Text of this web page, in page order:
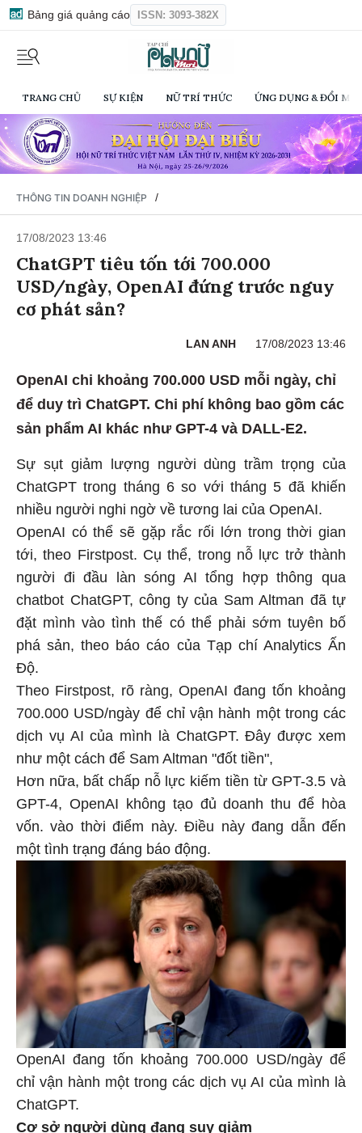
Bảng giá quảng cáo ISSN: 3093-382X
TRANG CHỦ SỰ KIỆN NỮ TRÍ THỨC ỨNG DỤNG & ĐỔI
THÔNG TIN DOANH NGHIỆP /
17/08/2023 13:46
ChatGPT tiêu tốn tới 700.000
USD/ngày, OpenAI đứng trước nguy
cơ phát sản?
LAN ANH 17/08/2023 13:46
OpenAI chi khoảng 700.000 USD mỗi ngày, chỉ
để duy trì ChatGPT. Chi phí không bao gồm các
sản phẩm AI khác như GPT-4 và DALL-E2.
Sự sụt giảm lượng người dùng trầm trọng của
ChatGPT trong tháng 6 so với tháng 5 đã khiến
nhiều người nghi ngờ về tương lai của OpenAI.
OpenAI có thể sẽ gặp rắc rối lớn trong thời gian
tới, theo Firstpost. Cụ thể, trong nỗ lực trở thành
người đi đầu làn sóng AI tổng hợp thông qua
chatbot ChatGPT, công ty của Sam Altman đã tự
đặt mình vào tình thế có thể phải sớm tuyên bố
phá sản, theo báo cáo của Tạp chí Analytics Ấn
Độ.
Theo Firstpost, rõ ràng, OpenAI đang tốn khoảng
700.000 USD/ngày để chỉ vận hành một trong các
dịch vụ AI của mình là ChatGPT. Đây được xem
như một cách để Sam Altman "đốt tiền",
Hơn nữa, bất chấp nỗ lực kiếm tiền từ GPT-3.5 và
GPT-4, OpenAI không tạo đủ doanh thu để hòa
vốn. vào thời điểm này. Điều này đang dẫn đến
một tình trạng đáng báo động.
OpenAI đang tốn khoảng 700.000 USD/ngày để
chỉ vận hành một trong các dịch vụ AI của mình là
ChatGPT.
Cơ sở người dùng đang suy giảm